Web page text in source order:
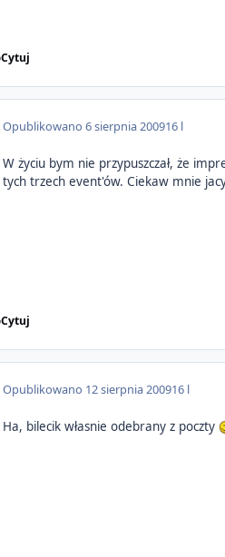
Cytuj
Opublikowano6 sierpnia 200916 l
W życiu bym nie przypuszczał, że
tych trzech event'ów. Ciekaw mnie
Cytuj
Opublikowano 12 sierpnia 200916 l
Ha, bilecik własnie odebrany z poczty